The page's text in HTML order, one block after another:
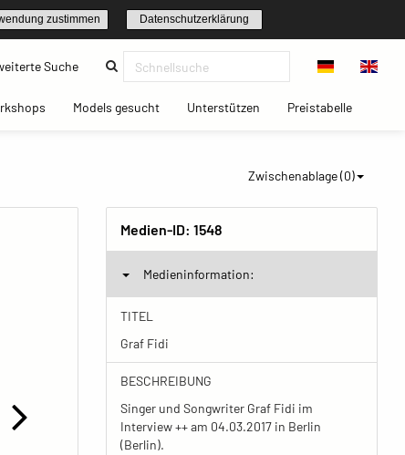
zustimmen Datenschutzerklärung
Suche(current)
(current)Models gesucht(current)Unterstützen(current)Preistabelle(current)
Zwischenablage (0)
Medien-ID: 1548
Medieninformation:
TITEL
Graf Fidi
BESCHREIBUNG
Singer und Songwriter Graf Fidi im
Interview ++ am 04.03.2017 in Berlin
(Berlin).